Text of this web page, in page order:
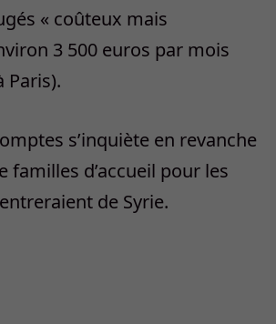
« coûteux mais
3 500 euros par mois
Paris).
s’inquiète en revanche
familles d’accueil pour les
de Syrie.